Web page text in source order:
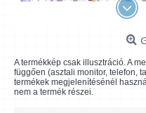
A termékkép csak illusztráció. A
függően (asztali monitor, telefon,
termékek megjelenítésénél
nem a termék részei.